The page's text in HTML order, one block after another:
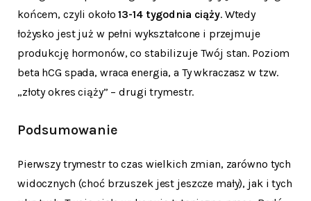
końcem, czyli około13-14 tygodnia ciąży. Wtedy
łożysko jest już w pełni wykształcone i przejmuje
produkcję hormonów, co stabilizuje Twój stan. Poziom
beta hCG spada, wraca energia, a Ty wkraczasz w tzw.
„złoty okres ciąży” – drugi trymestr.
Podsumowanie
Pierwszy trymestr to czas wielkich zmian, zarówno tych
widocznych (choć brzuszek jest jeszcze mały), jak i tych